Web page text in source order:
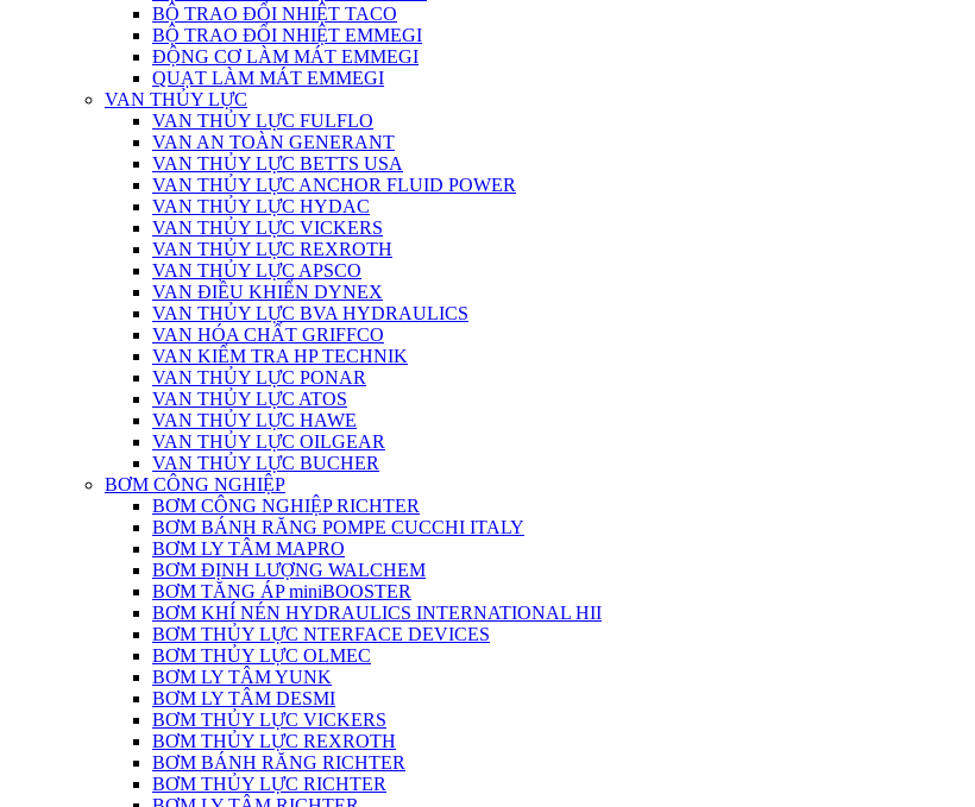
BỘ TRAO ĐỔI NHIỆT TACO
BỘ TRAO ĐỔI NHIỆT EMMEGI
ĐỘNG CƠ LÀM MÁT EMMEGI
QUẠT LÀM MÁT EMMEGI
VAN THỦY LỰC
VAN THỦY LỰC FULFLO
VAN AN TOÀN GENERANT
VAN THỦY LỰC BETTS USA
VAN THỦY LỰC ANCHOR FLUID POWER
VAN THỦY LỰC HYDAC
VAN THỦY LỰC VICKERS
VAN THỦY LỰC REXROTH
VAN THỦY LỰC APSCO
VAN ĐIỀU KHIỂN DYNEX
VAN THỦY LỰC BVA HYDRAULICS
VAN HÓA CHẤT GRIFFCO
VAN KIỂM TRA HP TECHNIK
VAN THỦY LỰC PONAR
VAN THỦY LỰC ATOS
VAN THỦY LỰC HAWE
VAN THỦY LỰC OILGEAR
VAN THỦY LỰC BUCHER
BƠM CÔNG NGHIỆP
BƠM CÔNG NGHIỆP RICHTER
BƠM BÁNH RĂNG POMPE CUCCHI ITALY
BƠM LY TÂM MAPRO
BƠM ĐỊNH LƯỢNG WALCHEM
BƠM TĂNG ÁP miniBOOSTER
BƠM KHÍ NÉN HYDRAULICS INTERNATIONAL HII
BƠM THỦY LỰC NTERFACE DEVICES
BƠM THỦY LỰC OLMEC
BƠM LY TÂM YUNK
BƠM LY TÂM DESMI
BƠM THỦY LỰC VICKERS
BƠM THỦY LỰC REXROTH
BƠM BÁNH RĂNG RICHTER
BƠM THỦY LỰC RICHTER